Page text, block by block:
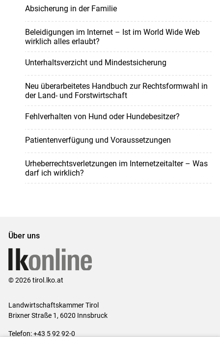
Absicherung in der Familie
Beleidigungen im Internet – Ist im World Wide Web
wirklich alles erlaubt?
Unterhaltsverzicht und Mindestsicherung
Neu überarbeitetes Handbuch zur Rechtsformwahl in
der Land- und Forstwirtschaft
Fehlverhalten von Hund oder Hundebesitzer?
Patientenverfügung und Voraussetzungen
Urheberrechtsverletzungen im Internetzeitalter – Was
darf ich wirklich?
Über uns
© 2026 tirol.lko.at
Landwirtschaftskammer Tirol
Brixner Straße 1, 6020 Innsbruck
Telefon: +43 5 92 92-0